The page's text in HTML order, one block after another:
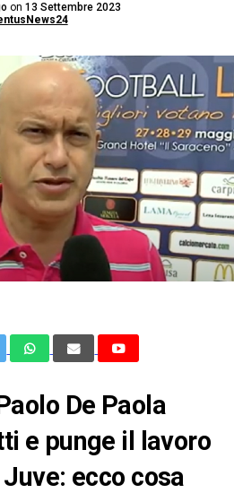
on 13 Settembre 2023
De Paola
e punge il lavoro
ecco cosa